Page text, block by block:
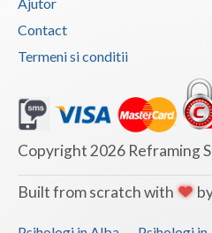
Suceava
Timis
Valcea
Contact
Termeni si conditii
Copyright 2026 Reframing
Built from scratch with